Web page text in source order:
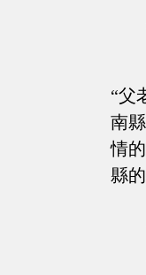
“父
南
情
縣